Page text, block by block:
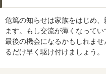
危篤の知らせは家族をはじめ
ます。もし交流が薄くなって
最後の機会になるかもしれま
るだけ早く駆け付けましょう。